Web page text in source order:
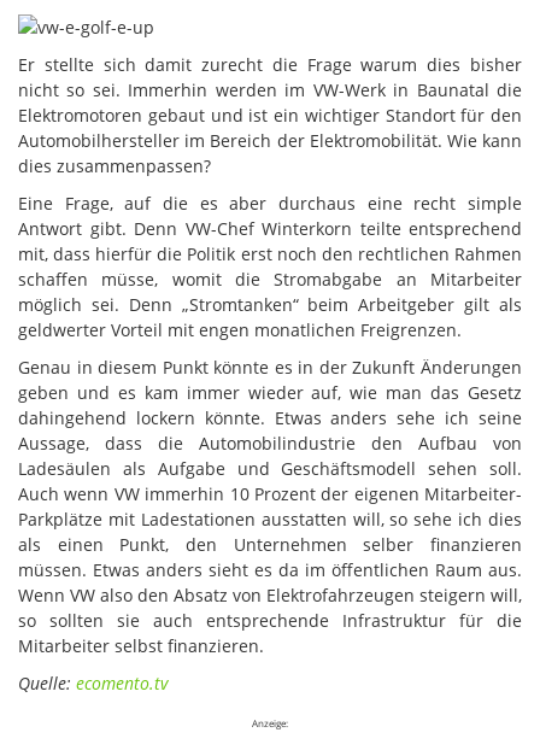
Er stellte sich damit zurecht die Frage warum dies bisher
nicht so sei. Immerhin werden im VW-Werk in Baunatal die
Elektromotoren gebaut und ist ein wichtiger Standort für den
Automobilhersteller im Bereich der Elektromobilität. Wie kann
dies zusammenpassen?
Eine Frage, auf die es aber durchaus eine recht simple
Antwort gibt. Denn VW-Chef Winterkorn teilte entsprechend
mit, dass hierfür die Politik erst noch den rechtlichen Rahmen
schaffen müsse, womit die Stromabgabe an Mitarbeiter
möglich sei. Denn „Stromtanken“ beim Arbeitgeber gilt als
geldwerter Vorteil mit engen monatlichen Freigrenzen.
Genau in diesem Punkt könnte es in der Zukunft Änderungen
geben und es kam immer wieder auf, wie man das Gesetz
dahingehend lockern könnte. Etwas anders sehe ich seine
Aussage, dass die Automobilindustrie den Aufbau von
Ladesäulen als Aufgabe und Geschäftsmodell sehen soll.
Auch wenn VW immerhin 10 Prozent der eigenen Mitarbeiter-
Parkplätze mit Ladestationen ausstatten will, so sehe ich dies
als einen Punkt, den Unternehmen selber finanzieren
müssen. Etwas anders sieht es da im öffentlichen Raum aus.
Wenn VW also den Absatz von Elektrofahrzeugen steigern will,
so sollten sie auch entsprechende Infrastruktur für die
Mitarbeiter selbst finanzieren.
Quelle: ecomento.tv
Anzeige: